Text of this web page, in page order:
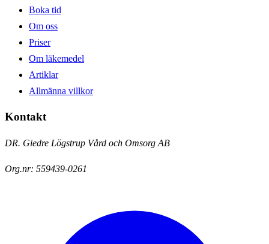
Boka tid
Om oss
Priser
Om läkemedel
Artiklar
Allmänna villkor
Kontakt
DR. Giedre Lögstrup Vård och Omsorg AB
Org.nr: 559439-0261